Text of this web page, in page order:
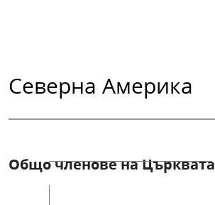
Северна Америка
Общо членове на Църквата